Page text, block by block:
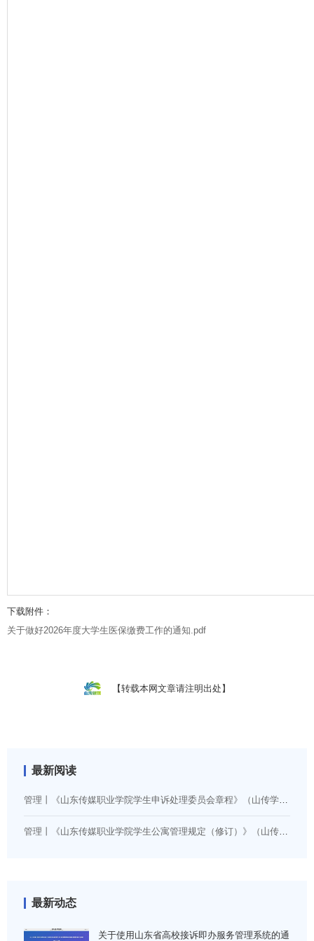
下载附件：
关于做好2026年度大学生医保缴费工作的通知.pdf
【转载本网文章请注明出处】
最新阅读
最新动态
关于使用山东省高校接诉即办服务管理系统的通